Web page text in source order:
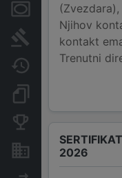
Menice i zaloge
Sudski sporovi
Javne nabavke
Konkurentske
Nekretnine i
Njihov
kontakt
Trenutni
2026